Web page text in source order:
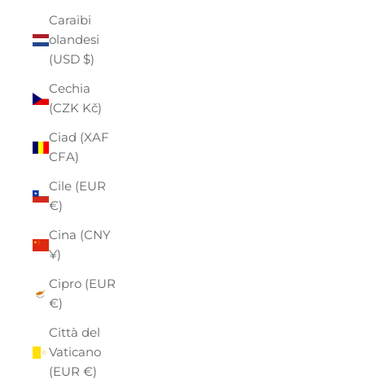
Caraibi
olandesi
(USD $)
Cechia
(CZK Kč)
Ciad (XAF
CFA)
Cile (EUR
€)
Cina (CNY
¥)
Cipro (EUR
€)
Città del
Vaticano
(EUR €)